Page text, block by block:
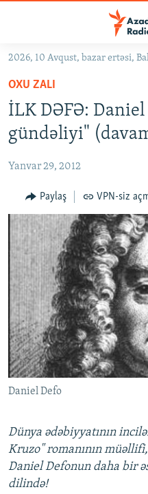
Əsas
qayıt
Əsas
naviqasiyaya
qayıt
KORRUPSIOMETR
#ƏSLINDƏ
FƏRQƏ BAX
QANUNI DOĞRU
ARAŞDIRMA
MULTIMEDIA
VIDEO
FOTOQALEREYA
İNFOQRAFIKA
KARIKATURA
RADIO ARXIV
OXU ZALI
AZƏRBAYCAN ƏDƏBIYYATI
İSLAM VƏ DEMOKRATIYA
İZ - MƏDƏNIYYƏT PROQRAMI
HAQQIMIZDA
MISSIYAMIZ
PEŞƏ ETIKASI VƏ JURNALISTIKA
MATERIALLARIMIZDAN ISTIFADƏ
AZADLIQRADIOSU MOBIL
XƏBƏR BÜLLETENLƏRIMIZ
BIZI IZLƏ
RFE/RL-in bütün saytları
2026, 10 Avqust, bazar ertəsi,
OXU ZALI
İLK DƏFƏ:
gündəliyi"
Yanvar 29, 2012
Paylaş VPN-siz
Daniel Defo
Dünya ədəbiyyatının
Kruzo" romanının müəllifi,
Daniel Defonun daha bir
dilində!